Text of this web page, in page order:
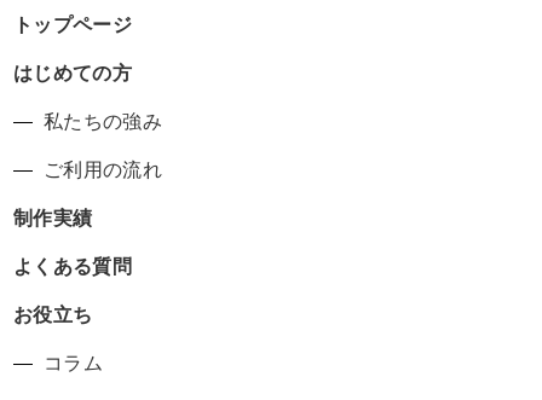
トップページ
はじめての方
私たちの強み
ご利用の流れ
制作実績
よくある質問
お役立ち
コラム